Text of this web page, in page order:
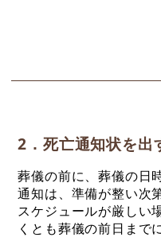
2．死亡通知状を出
葬儀の前に、葬儀の日
通知は、準備が整い次
スケジュールが厳しい
くとも葬儀の前日まで